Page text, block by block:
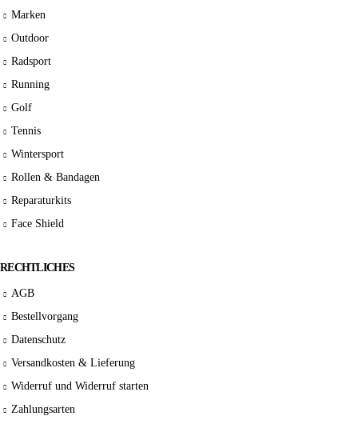
Marken
Outdoor
Radsport
Running
Golf
Tennis
Wintersport
Rollen & Bandagen
Reparaturkits
Face Shield
RECHTLICHES
AGB
Bestellvorgang
Datenschutz
Versandkosten & Lieferung
Widerruf und Widerruf starten
Zahlungsarten